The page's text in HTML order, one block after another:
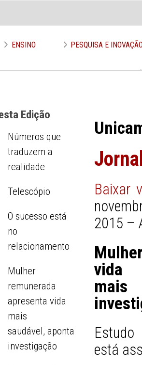
ENSINO PESQUISA E
645
Edição
Números que
traduzem a
realidade
Telescópio
O sucesso está
no
relacionamento
Mulher
remunerada
apresenta vida
mais
saudável, aponta
investigação
Baixar
2015 –
vida
está